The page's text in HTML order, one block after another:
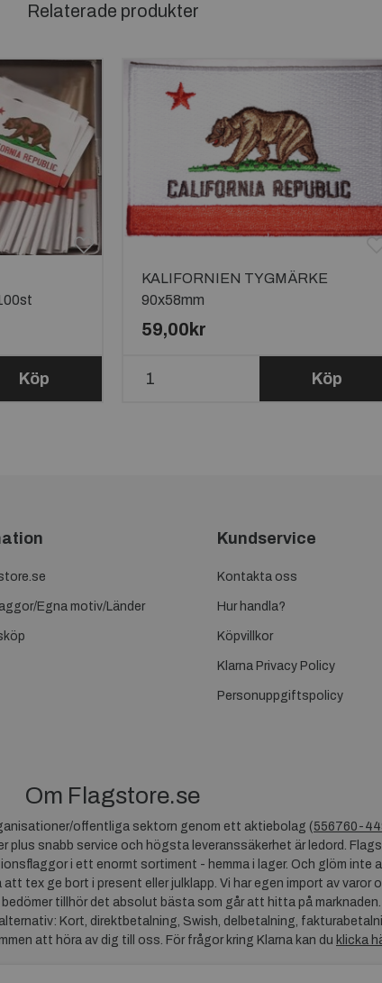
Relaterade produkter
Köp
KALIFORNIEN TYGMÄRKE
90x58mm
59,00kr
Köp
Egna motiv/Länder
Kundservice
Kontakta oss
Hur handla?
Köpvillkor
Klarna Privacy Policy
Personuppgiftspolicy
Om Flagstore.se
offentliga sektorn genom ett aktiebolag (556760-
snabb service och högsta leveranssäkerhet är ledord.
i ett enormt sortiment - hemma i lager. Och glöm inte
tex ge bort i present eller julklapp. Vi har egen import av varor
tillhör det absolut bästa som går att hitta på
Kort, direktbetalning, Swish, delbetalning,
att höra av dig till oss. För frågor kring Klarna kan du klicka